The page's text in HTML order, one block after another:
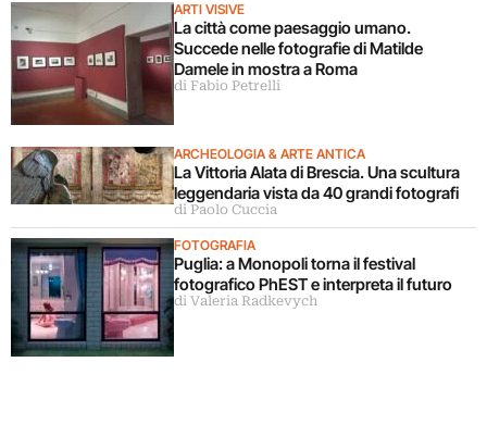
ARTI VISIVE
La città come paesaggio umano.
Succede nelle fotografie di Matilde
Damele in mostra a Roma
di Fabio Petrelli
ARCHEOLOGIA & ARTE ANTICA
La Vittoria Alata di Brescia. Una scultura
leggendaria vista da 40 grandi fotografi
di Paolo Cuccia
FOTOGRAFIA
Puglia: a Monopoli torna il festival
fotografico PhEST e interpreta il futuro
di Valeria Radkevych